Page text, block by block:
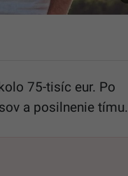
75-tisíc eur. Po
a posilnenie tímu.